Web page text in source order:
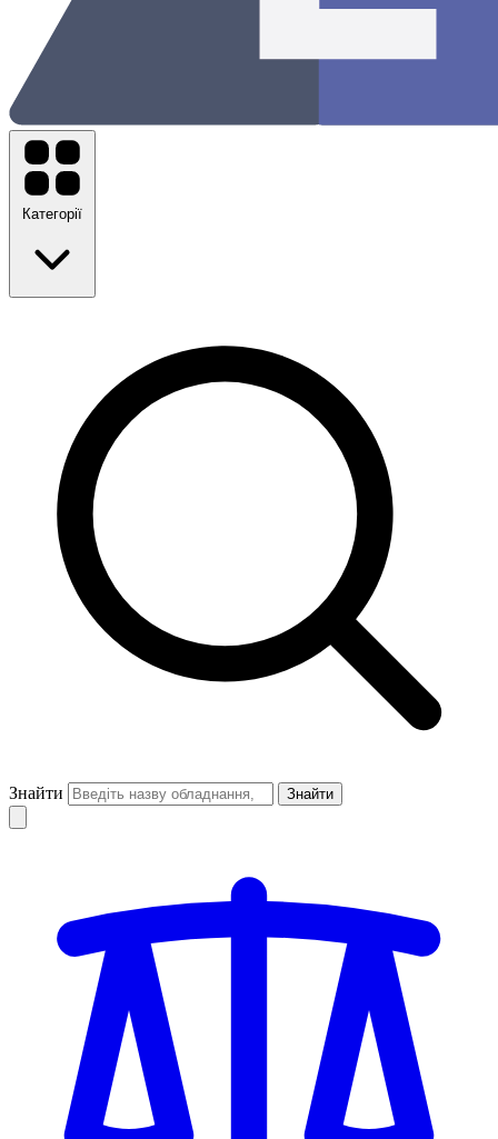
Категорії
Знайти Знайти